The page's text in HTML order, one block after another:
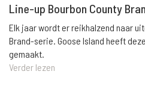
Line-up Bourbon County
Elk jaar wordt er reikhalzend naar
Brand-serie. Goose Island heeft
gemaakt.
Verder lezen